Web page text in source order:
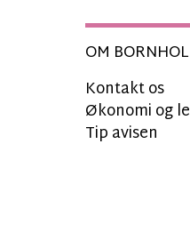
OM
Kontakt os
Økonomi og
Tip avisen